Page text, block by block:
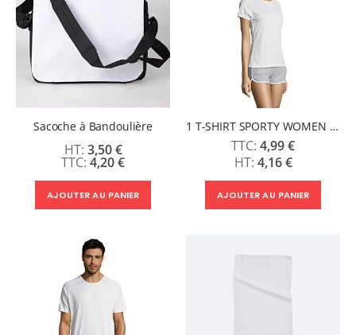
Sacoche à Bandoulière
4,20 €
3,50 €
AJOUTER AU PANIER
1 T-SHIRT SPORTY WOMEN SUBLIMABLE BLANC - SOLS
4,99 €
4,16 €
AJOUTER AU PANIER